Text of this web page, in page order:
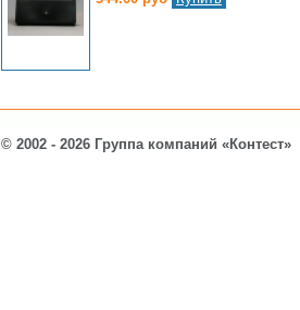
© 2002 - 2026 Группа компаний «Контест»